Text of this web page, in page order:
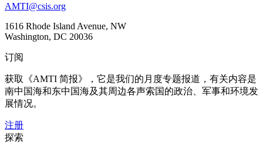
AMTI@csis.org
1616 Rhode Island Avenue, NW
Washington, DC 20036
订阅
获取《AMTI 简报》，它是我们的月度专题报道，有关内容是
南中国海和东中国海及其周边各声索国的政治、军事和环境发
展情况。
注册
探索